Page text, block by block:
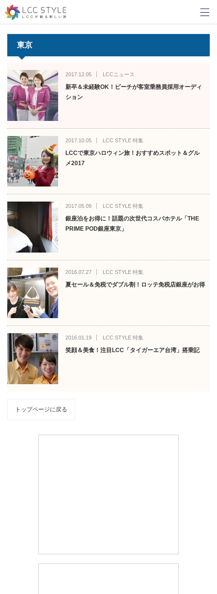
東京
2017.12.05 LCCニュース
新卒＆未経験OK！ピーチが客室乗務員採用オーディ
ション
2017.10.05 LCC STYLE 特集
LCCで東京ハロウィン旅！おすすめスポット＆グル
メ2017
2017.05.09 LCC STYLE 特集
銀座泊をお得に！話題の次世代コスパホテル「THE
PRIME POD銀座東京」
2016.07.27 LCC STYLE 特集
夏セール＆免税でダブル割！ロッテ免税店銀座がお得
2016.01.19 LCC STYLE 特集
笑顔＆美食！注目LCC「タイガーエア台湾」搭乗記
トップページに戻る